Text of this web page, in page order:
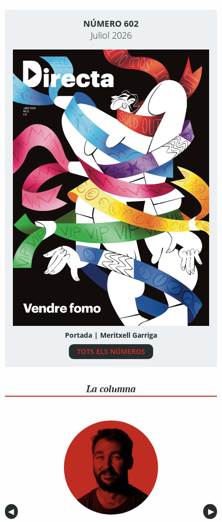
NÚMERO 602
Juliol 2026
Portada | Meritxell Garriga
TOTS ELS NÚMEROS
La columna
Anterior
◀︎ ▶︎